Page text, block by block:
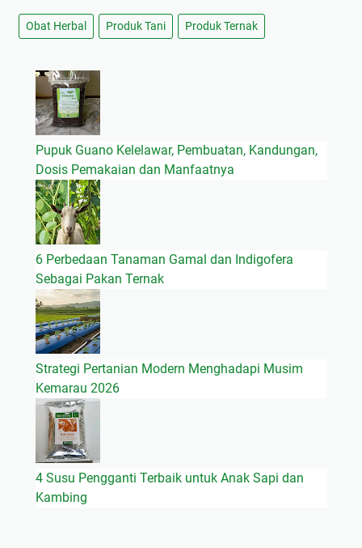
Obat Herbal Produk Tani Produk Ternak
Pupuk Guano Kelelawar, Pembuatan, Kandungan,
Dosis Pemakaian dan Manfaatnya
6 Perbedaan Tanaman Gamal dan Indigofera
Sebagai Pakan Ternak
Strategi Pertanian Modern Menghadapi Musim
Kemarau 2026
4 Susu Pengganti Terbaik untuk Anak Sapi dan
Kambing